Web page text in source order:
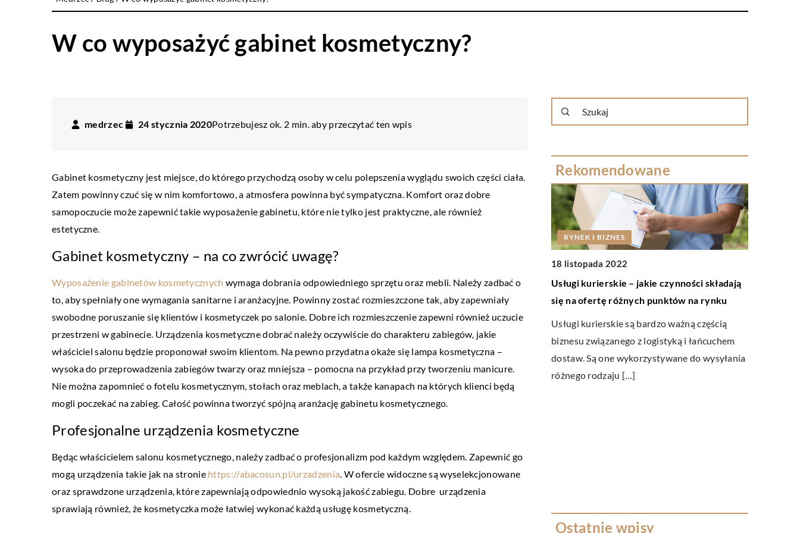
W co wyposażyć gabinet kosmetyczny?
medrzec 24 stycznia 2020Potrzebujesz ok. 2 min. aby przeczytać ten wpis
Gabinet kosmetyczny jest miejsce, do którego przychodzą osoby w celu polepszenia wyglądu swoich części ciała.
Zatem powinny czuć się w nim komfortowo, a atmosfera powinna być sympatyczna. Komfort oraz dobre
samopoczucie może zapewnić takie wyposażenie gabinetu, które nie tylko jest praktyczne, ale również
estetyczne.
Gabinet kosmetyczny – na co zwrócić uwagę?
Wyposażenie gabinetów kosmetycznych wymaga dobrania odpowiedniego sprzętu oraz mebli. Należy zadbać o
to, aby spełniały one wymagania sanitarne i aranżacyjne. Powinny zostać rozmieszczone tak, aby zapewniały
swobodne poruszanie się klientów i kosmetyczek po salonie. Dobre ich rozmieszczenie zapewni również uczucie
przestrzeni w gabinecie. Urządzenia kosmetyczne dobrać należy oczywiście do charakteru zabiegów, jakie
właściciel salonu będzie proponował swoim klientom. Na pewno przydatna okaże się lampa kosmetyczna –
wysoka do przeprowadzenia zabiegów twarzy oraz mniejsza – pomocna na przykład przy tworzeniu manicure.
Nie można zapomnieć o fotelu kosmetycznym, stołach oraz meblach, a także kanapach na których klienci będą
mogli poczekać na zabieg. Całość powinna tworzyć spójną aranżację gabinetu kosmetycznego.
Profesjonalne urządzenia kosmetyczne
Będąc właścicielem salonu kosmetycznego, należy zadbać o profesjonalizm pod każdym względem. Zapewnić go
mogą urządzenia takie jak na stronie https://abacosun.pl/urzadzenia. W ofercie widoczne są wyselekcjonowane
oraz sprawdzone urządzenia, które zapewniają odpowiednio wysoką jakość zabiegu. Dobre urządzenia
sprawiają również, że kosmetyczka może łatwiej wykonać każdą usługę kosmetyczną.
Rekomendowane
LIFESTYLE
12 czerwca 2020
Wysyłka paczki, a pewność klienta, że
zostanie ona dostarczona we właściwe
miejsce i na czas
W dobie ogromnej dostępności usług
kurierskich, większość klientów przyjmuje za
oczywistość, że paczka zostanie dostarczona
we właściwie miejsce i na […]
PRZEMYSŁ I TECHNIKA
20 kwietnia 2021
W jakim celu przeprowadza się badania
ultradźwiękowe?
W elementach wykonanych z metalu mogą
pojawić się różnego rodzaju niezgodności.
RYNEK I BIZNES
18 listopada 2022
Usługi kurierskie – jakie czynności składają
się na ofertę różnych punktów na rynku
Usługi kurierskie są bardzo ważną częścią
biznesu związanego z logistyką i łańcuchem
dostaw. Są one wykorzystywane do wysyłania
różnego rodzaju […]
Ostatnie wpisy